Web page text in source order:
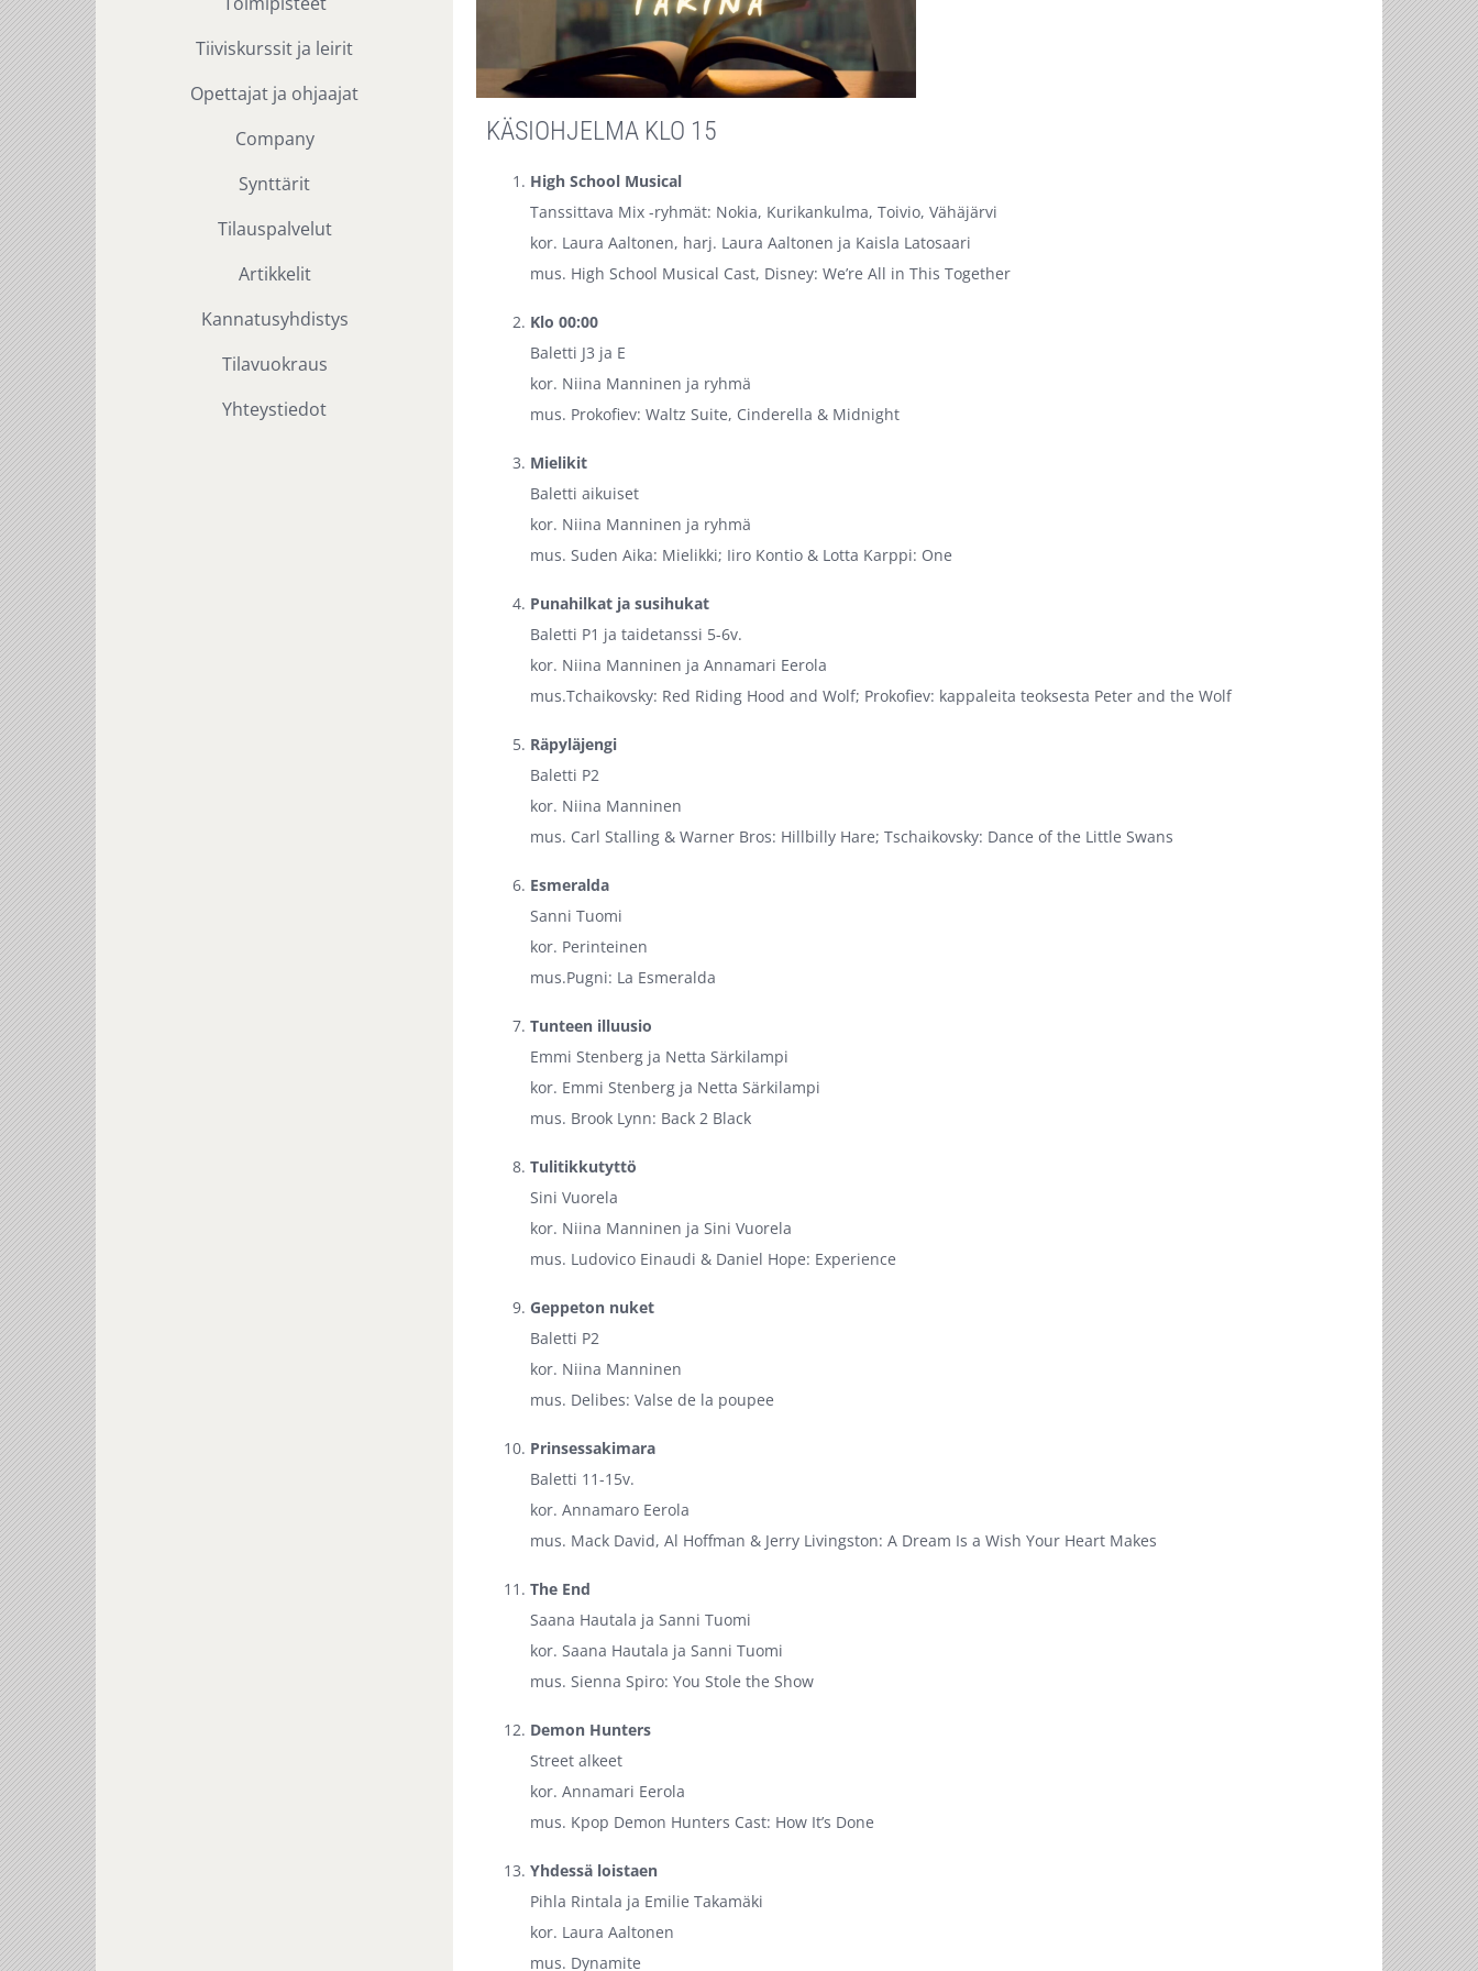
Tiiviskurssit ja leirit
Opettajat ja ohjaajat
Company
Synttärit
Tilauspalvelut
Artikkelit
Kannatusyhdistys
Tilavuokraus
Yhteystiedot
KÄSIOHJELMA KLO 15
High School Musical
Tanssittava Mix -ryhmät: Nokia, Kurikankulma, Toivio, Vähäjärvi
kor. Laura Aaltonen, harj. Laura Aaltonen ja Kaisla Latosaari
mus. High School Musical Cast, Disney: We’re All in This Together
Klo 00:00
Baletti J3 ja E
kor. Niina Manninen ja ryhmä
mus. Prokofiev: Waltz Suite, Cinderella & Midnight
Mielikit
Baletti aikuiset
kor. Niina Manninen ja ryhmä
mus. Suden Aika: Mielikki; Iiro Kontio & Lotta Karppi: One
Punahilkat ja susihukat
Baletti P1 ja taidetanssi 5-6v.
kor. Niina Manninen ja Annamari Eerola
mus.Tchaikovsky: Red Riding Hood and Wolf; Prokofiev: kappaleita teoksesta Peter and the Wolf
Räpyläjengi
Baletti P2
kor. Niina Manninen
mus. Carl Stalling & Warner Bros: Hillbilly Hare; Tschaikovsky: Dance of the Little Swans
Esmeralda
Sanni Tuomi
kor. Perinteinen
mus.Pugni: La Esmeralda
Tunteen illuusio
Emmi Stenberg ja Netta Särkilampi
kor. Emmi Stenberg ja Netta Särkilampi
mus. Brook Lynn: Back 2 Black
Tulitikkutyttö
Sini Vuorela
kor. Niina Manninen ja Sini Vuorela
mus. Ludovico Einaudi & Daniel Hope: Experience
Geppeton nuket
Baletti P2
kor. Niina Manninen
mus. Delibes: Valse de la poupee
Prinsessakimara
Baletti 11-15v.
kor. Annamaro Eerola
mus. Mack David, Al Hoffman & Jerry Livingston: A Dream Is a Wish Your Heart Makes
The End
Saana Hautala ja Sanni Tuomi
kor. Saana Hautala ja Sanni Tuomi
mus. Sienna Spiro: You Stole the Show
Demon Hunters
Street alkeet
kor. Annamari Eerola
mus. Kpop Demon Hunters Cast: How It’s Done
Yhdessä loistaen
Pihla Rintala ja Emilie Takamäki
kor. Laura Aaltonen
mus. Dynamite